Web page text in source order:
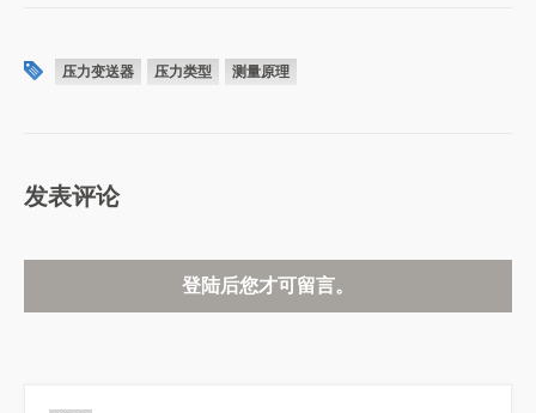
压力变送器 压力类型 测量原理
发表评论
登陆后您才可留言。